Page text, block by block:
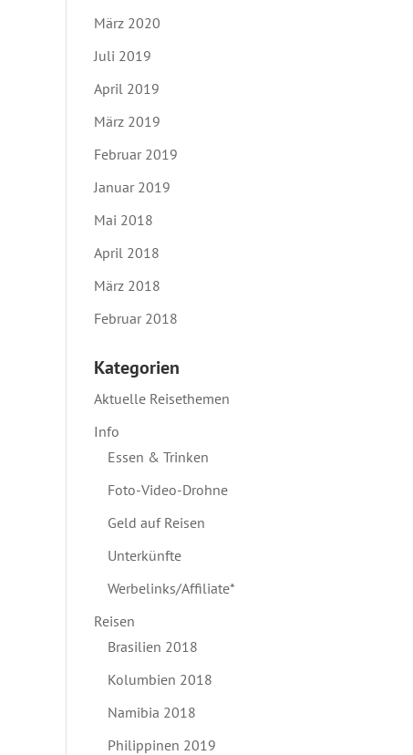
März 2020
Juli 2019
April 2019
März 2019
Februar 2019
Januar 2019
Mai 2018
April 2018
März 2018
Februar 2018
Kategorien
Aktuelle Reisethemen
Info
Essen & Trinken
Foto-Video-Drohne
Geld auf Reisen
Unterkünfte
Werbelinks/Affiliate*
Reisen
Brasilien 2018
Kolumbien 2018
Namibia 2018
Philippinen 2019